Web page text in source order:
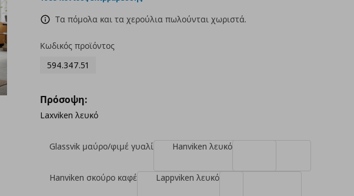
Τα πόμολα και τα χερούλια πωλούνται χωριστά.
Κωδικός προϊόντος
594.347.51
Πρόσοψη:
Laxviken λευκό
Glassvik μαύρο/φιμέ γυαλί Hanviken λευκό
Hanviken σκούρο καφέ Lappviken λευκό